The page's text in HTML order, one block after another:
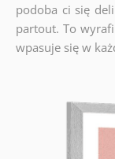
podoba ci się
partout. To
wpasuje się w